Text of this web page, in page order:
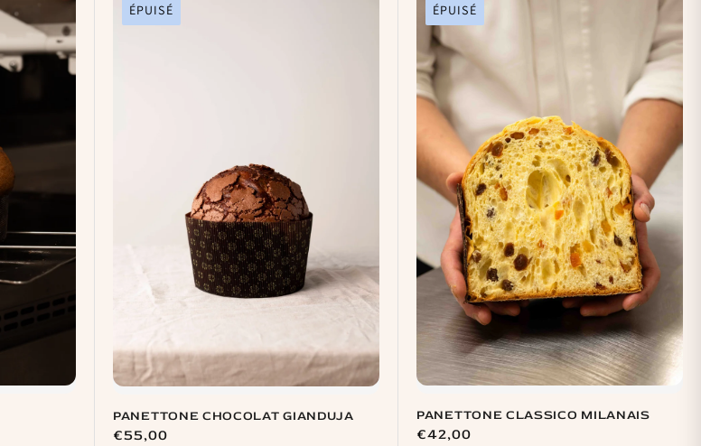
ÉPUISÉ
PANETTONE CHOCOLAT GIANDUJA
Prix
€55,00
ÉPUISÉ
PANETTONE CLASSICO MILANAIS
Prix
€42,00